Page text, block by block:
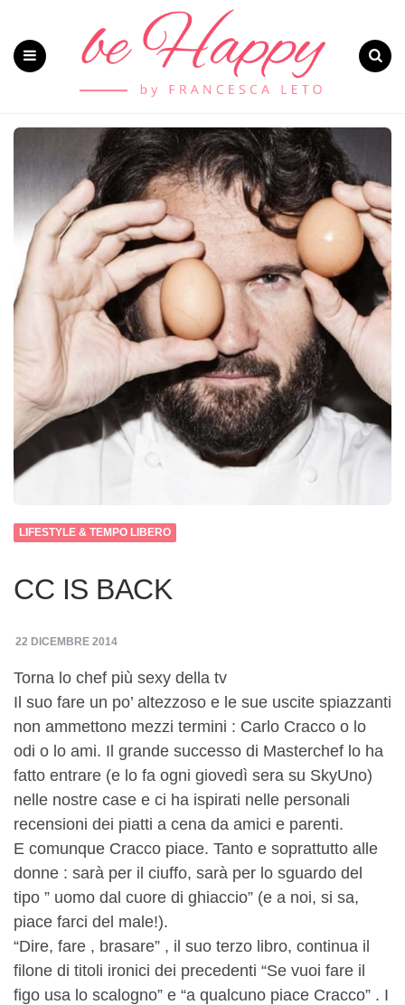
LIFESTYLE & TEMPO LIBERO
CC IS BACK
22 DICEMBRE 2014
Torna lo chef più sexy della tv
Il suo fare un po’ altezzoso e le sue uscite spiazzanti
non ammettono mezzi termini : Carlo Cracco o lo
odi o lo ami. Il grande successo di Masterchef lo ha
fatto entrare (e lo fa ogni giovedì sera su SkyUno)
nelle nostre case e ci ha ispirati nelle personali
recensioni dei piatti a cena da amici e parenti.
E comunque Cracco piace. Tanto e soprattutto alle
donne : sarà per il ciuffo, sarà per lo sguardo del
tipo ” uomo dal cuore di ghiaccio” (e a noi, si sa,
piace farci del male!).
“Dire, fare , brasare” , il suo terzo libro, continua il
filone di titoli ironici dei precedenti “Se vuoi fare il
figo usa lo scalogno” e “a qualcuno piace Cracco” . I